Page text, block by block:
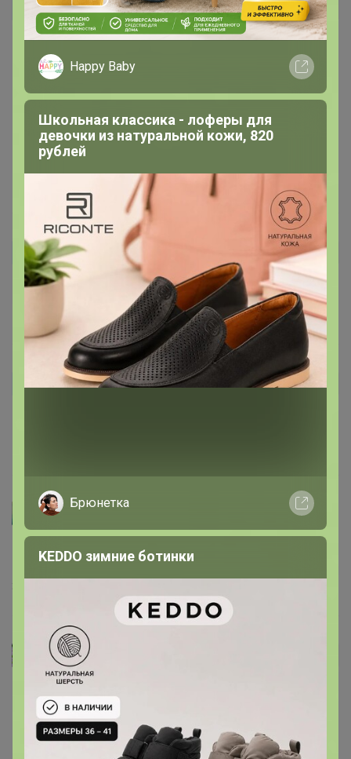
Таня33 Автор уже получил заказ!
Спасибо, палочки упакованы в упаковки. В 1 кг 10
упаковок, все целое, запаковано аккуратно, не одной
крошки.
17 февраля, 2024 22:41
Борецких Автор уже получил заказ!
Вкусняшка
12 февраля, 2024 10:18
Борецких Автор уже получил заказ!
Артемида
ириска92, спасибо за отзыв!
ириска92
Happy Baby
Школьная классика - лоферы для
девочки из натуральной кожи, 820
рублей
Брюнетка
KEDDO зимние ботинки